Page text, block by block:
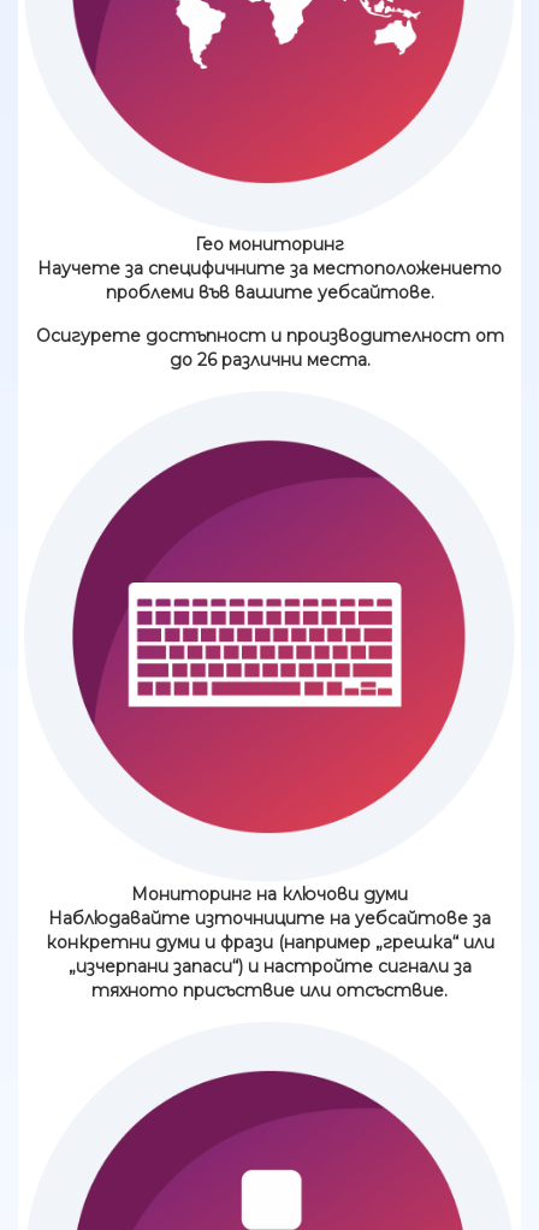
Гео мониторинг
Научете за специфичните за местоположението
проблеми във вашите уебсайтове.
Осигурете достъпност и производителност от
до 26 различни места.
Мониторинг на ключови думи
Наблюдавайте източниците на уебсайтове за
конкретни думи и фрази (например „грешка“ или
„изчерпани запаси“) и настройте сигнали за
тяхното присъствие или отсъствие.